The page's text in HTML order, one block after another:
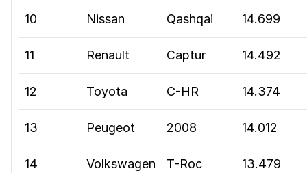
10 Nissan Qashqai 14.699
11 Renault Captur 14.492
12 Toyota C-HR 14.374
13 Peugeot 2008 14.012
14 Volkswagen T-Roc 13.479